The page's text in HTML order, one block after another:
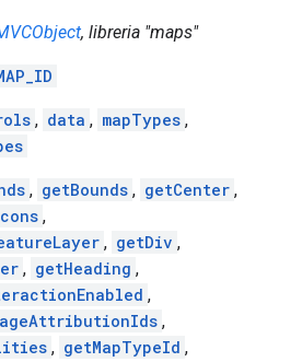
, libreria "maps"
, data , mapTypes ,
, getBounds , getCenter ,
,
, getDiv ,
, getHeading ,
,
,
, getMapTypeId ,